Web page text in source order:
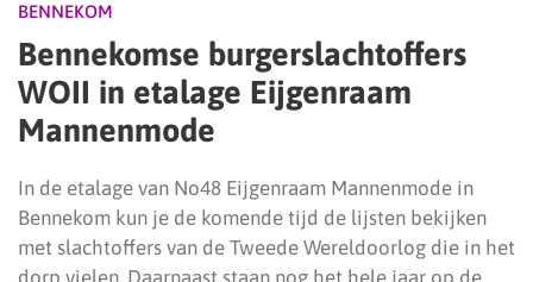
BENNEKOM
Bennekomse burgerslachtoffers
WOII in etalage Eijgenraam
Mannenmode
In de etalage van No48 Eijgenraam Mannenmode in
Bennekom kun je de komende tijd de lijsten bekijken
met slachtoffers van de Tweede Wereldoorlog die in het